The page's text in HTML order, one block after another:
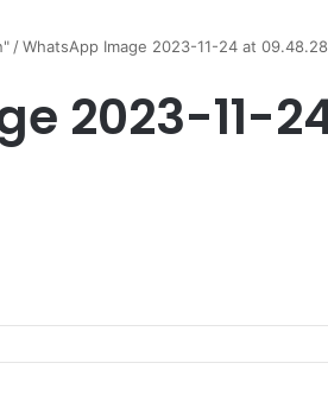
/WhatsApp Image 2023-11-24 at 09.48.28
2023-11-